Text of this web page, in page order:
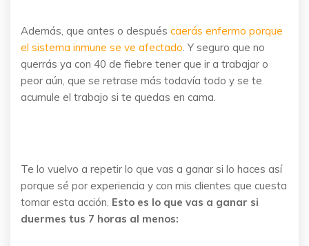
Además, que antes o después caerás enfermo porque
el sistema inmune se ve afectado. Y seguro que no
querrás ya con 40 de fiebre tener que ir a trabajar o
peor aún, que se retrase más todavía todo y se te
acumule el trabajo si te quedas en cama.
Te lo vuelvo a repetir lo que vas a ganar si lo haces así
porque sé por experiencia y con mis clientes que cuesta
tomar esta acción. Esto es lo que vas a ganar si
duermes tus 7 horas al menos: